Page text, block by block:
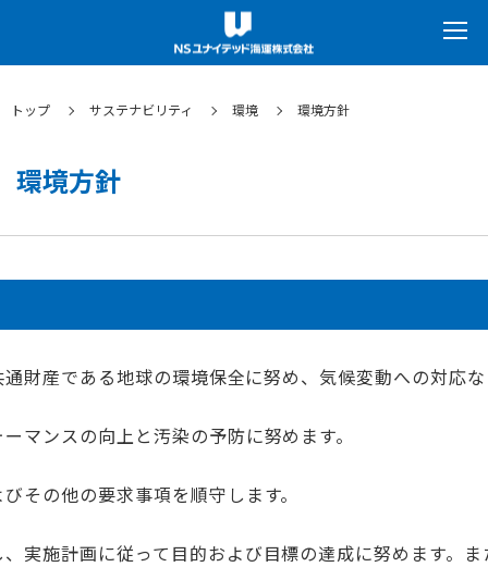
トップ サステナビリティ 環境 環境方針
環境方針
財産である地球の環境保全に努め、気候変動への対応
マンスの向上と汚染の予防に努めます。
その他の要求事項を順守します。
実施計画に従って目的および目標の達成に努めます。